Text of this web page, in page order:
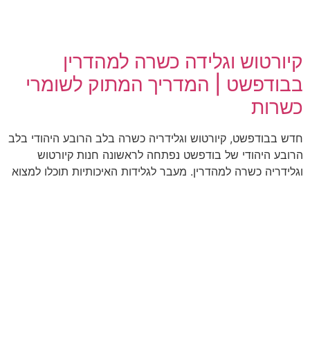
קיורטוש וגלידה כשרה למהדרין
בבודפשט | המדריך המתוק לשומרי
כשרות
חדש בבודפשט, קיורטוש וגלידריה כשרה בלב הרובע היהודי בלב
הרובע היהודי של בודפשט נפתחה לראשונה חנות קיורטוש
וגלידריה כשרה למהדרין. מעבר לגלידות האיכותיות תוכלו למצוא